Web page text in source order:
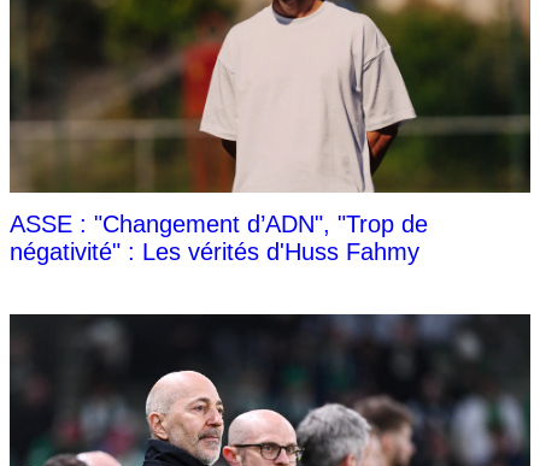
ASSE : "Changement d’ADN", "Trop de
négativité" : Les vérités d'Huss Fahmy